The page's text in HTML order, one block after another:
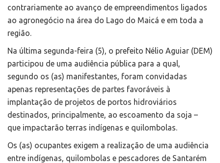
contrariamente ao avanço de empreendimentos ligados
ao agronegócio na área do Lago do Maicá e em toda a
região.
Na última segunda-feira (5), o prefeito Nélio Aguiar (DEM)
participou de uma audiência pública para a qual,
segundo os (as) manifestantes, foram convidadas
apenas representações de partes favoráveis à
implantação de projetos de portos hidroviários
destinados, principalmente, ao escoamento da soja –
que impactarão terras indígenas e quilombolas.
Os (as) ocupantes exigem a realização de uma audiência
entre indígenas, quilombolas e pescadores de Santarém